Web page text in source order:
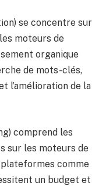
se concentre sur
moteurs de
organique
de mots-clés,
l’amélioration de la
comprend les
sur les moteurs de
comme
un budget et